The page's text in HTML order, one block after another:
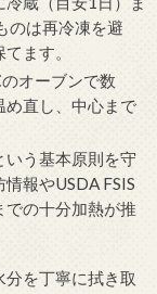
のは再冷凍を避
ます。
オーブンで数
め直し、中心まで
う基本原則を守
報やUSDA FSIS
の十分加熱が推
を丁寧に拭き取